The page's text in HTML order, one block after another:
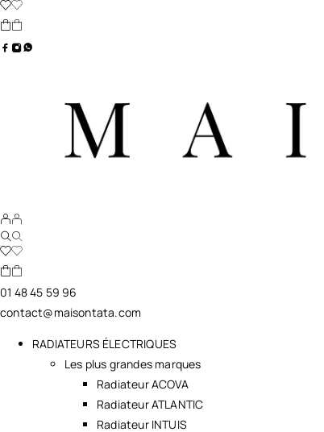
01 48 45 59 96
contact@maisontata.com
RADIATEURS ÉLECTRIQUES
Les plus grandes marques
Radiateur ACOVA
Radiateur ATLANTIC
Radiateur INTUIS